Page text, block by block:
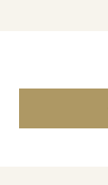
ショップニ